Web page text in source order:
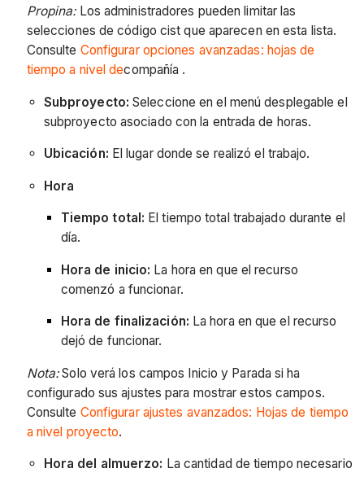
Propina:Los administradores pueden limitar las
selecciones de código cist que aparecen en esta lista.
Consulte Configurar opciones avanzadas: hojas de
tiempo a nivel decompañía .
Subproyecto: Seleccione en el menú desplegable el
subproyecto asociado con la entrada de horas.
Ubicación: El lugar donde se realizó el trabajo.
Hora
Tiempo total: El tiempo total trabajado durante el
día.
Hora de inicio: La hora en que el recurso
comenzó a funcionar.
Hora de finalización: La hora en que el recurso
dejó de funcionar.
Nota:Solo verá los campos Inicio y Parada si ha
configurado sus ajustes para mostrar estos campos.
Consulte Configurar ajustes avanzados: Hojas de tiempo
a nivel proyecto.
Hora del almuerzo: La cantidad de tiempo necesario